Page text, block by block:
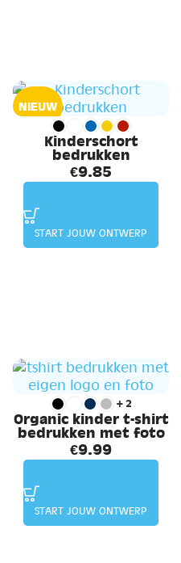
NIEUW
Kinderschort
bedrukken
€9.85
START JOUW ONTWERP
+2
Organic kinder t-shirt
bedrukken met foto
€9.99
START JOUW ONTWERP